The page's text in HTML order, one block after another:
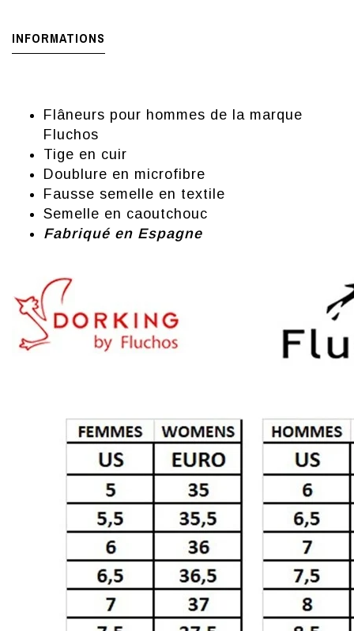
INFORMATIONS
Flâneurs pour hommes de la marque
Fluchos
Tige en cuir
Doublure en microfibre
Fausse semelle en textile
Semelle en caoutchouc
Fabriqué en Espagne